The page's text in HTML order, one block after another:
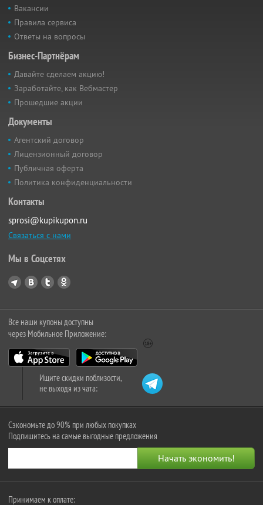
Вакансии
Правила сервиса
Ответы на вопросы
Бизнес-Партнёрам
Давайте сделаем акцию!
Заработайте, как Вебмастер
Прошедшие акции
Документы
Агентский договор
Лицензионный договор
Публичная оферта
Политика конфиденциальности
Контакты
sprosi@kupikupon.ru
Связаться с нами
Мы в Соцсетях
Все наши купоны доступны
через Мобильное Приложение:
Ищите скидки поблизости,
не выходя из чата:
Сэкономьте до 90% при любых покупках
Подпишитесь на самые выгодные предложения
Принимаем к оплате: